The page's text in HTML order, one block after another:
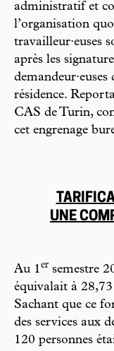
administratif et
l’organisation
travailleur·euses
après les
demandeur·euses
résidence.
CAS de Turin,
cet engrenage
UNE
Au 1er semestre
équivalait à 28,73
Sachant que ce
des services aux
120 personnes